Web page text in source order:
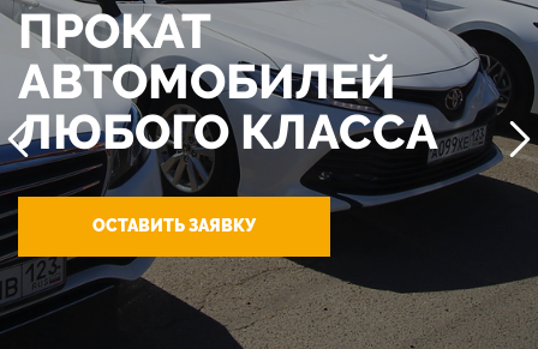
ПРОКАТ
АВТОМОБИЛЕЙ
ЛЮБОГО КЛАССА
ОСТАВИТЬ ЗАЯВКУ